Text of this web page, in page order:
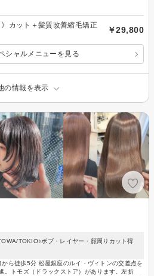
》カット＋髪質改善縮毛矯正
￥29,800
シャルメニューを見る
の情報を表示
TOKIO♪ボブ・レイヤー・顔周りカット得
ら徒歩5分 松屋銀座のルイ・ヴィトンの交差点を
。トモズ（ドラックストア）があります。左折